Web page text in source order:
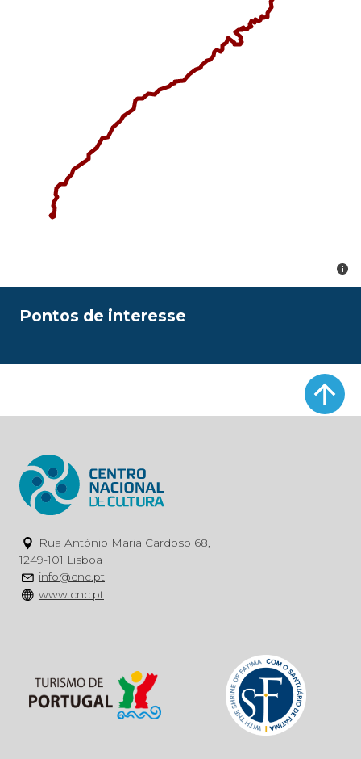
Pontos de interesse
Rua António Maria Cardoso 68,
1249-101 Lisboa
info@cnc.pt
www.cnc.pt